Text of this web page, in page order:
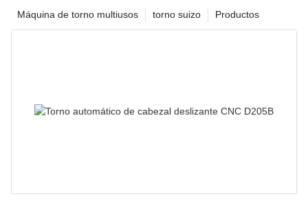
Productos
torno suizo
Máquina de torno multiusos